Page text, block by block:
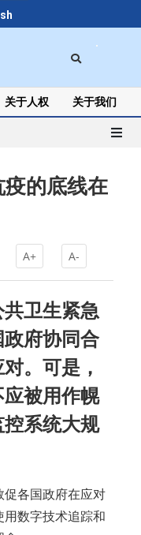
关于人权 关于我们
疫的底线在
A+ A-
卫生紧急
府协同合
。可是，
被用作幌
系统大规
各国政府在应对
数字技术追踪和